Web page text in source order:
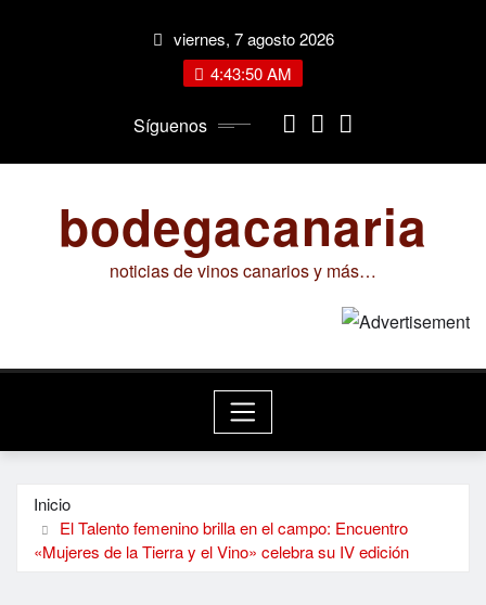
viernes, 7 agosto 2026
4:43:51 AM
Síguenos
bodegacanaria
noticias de vinos canarios y más…
Inicio
El Talento femenino brilla en el campo: Encuentro
«Mujeres de la Tierra y el Vino» celebra su IV edición